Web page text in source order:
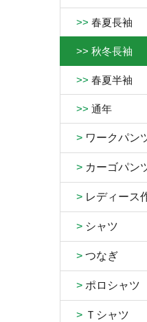
>> 春夏長袖
>> 秋冬長袖
>> 春夏半袖
>> 通年
> ワークパン
> カーゴパン
> レディース
> シャツ
> つなぎ
> ポロシャツ
> Ｔシャツ